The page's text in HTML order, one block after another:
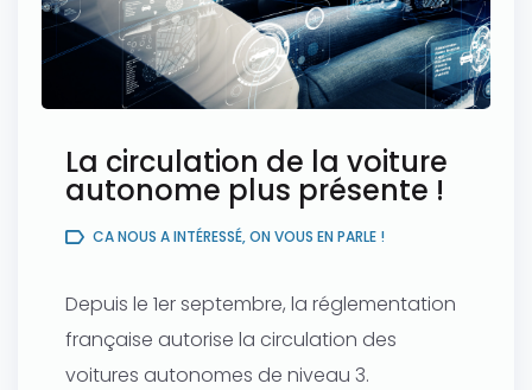
La circulation de la voiture
autonome plus présente !
CA NOUS A INTÉRESSÉ, ON VOUS EN PARLE !
Depuis le 1er septembre, la réglementation
française autorise la circulation des
voitures autonomes de niveau 3.